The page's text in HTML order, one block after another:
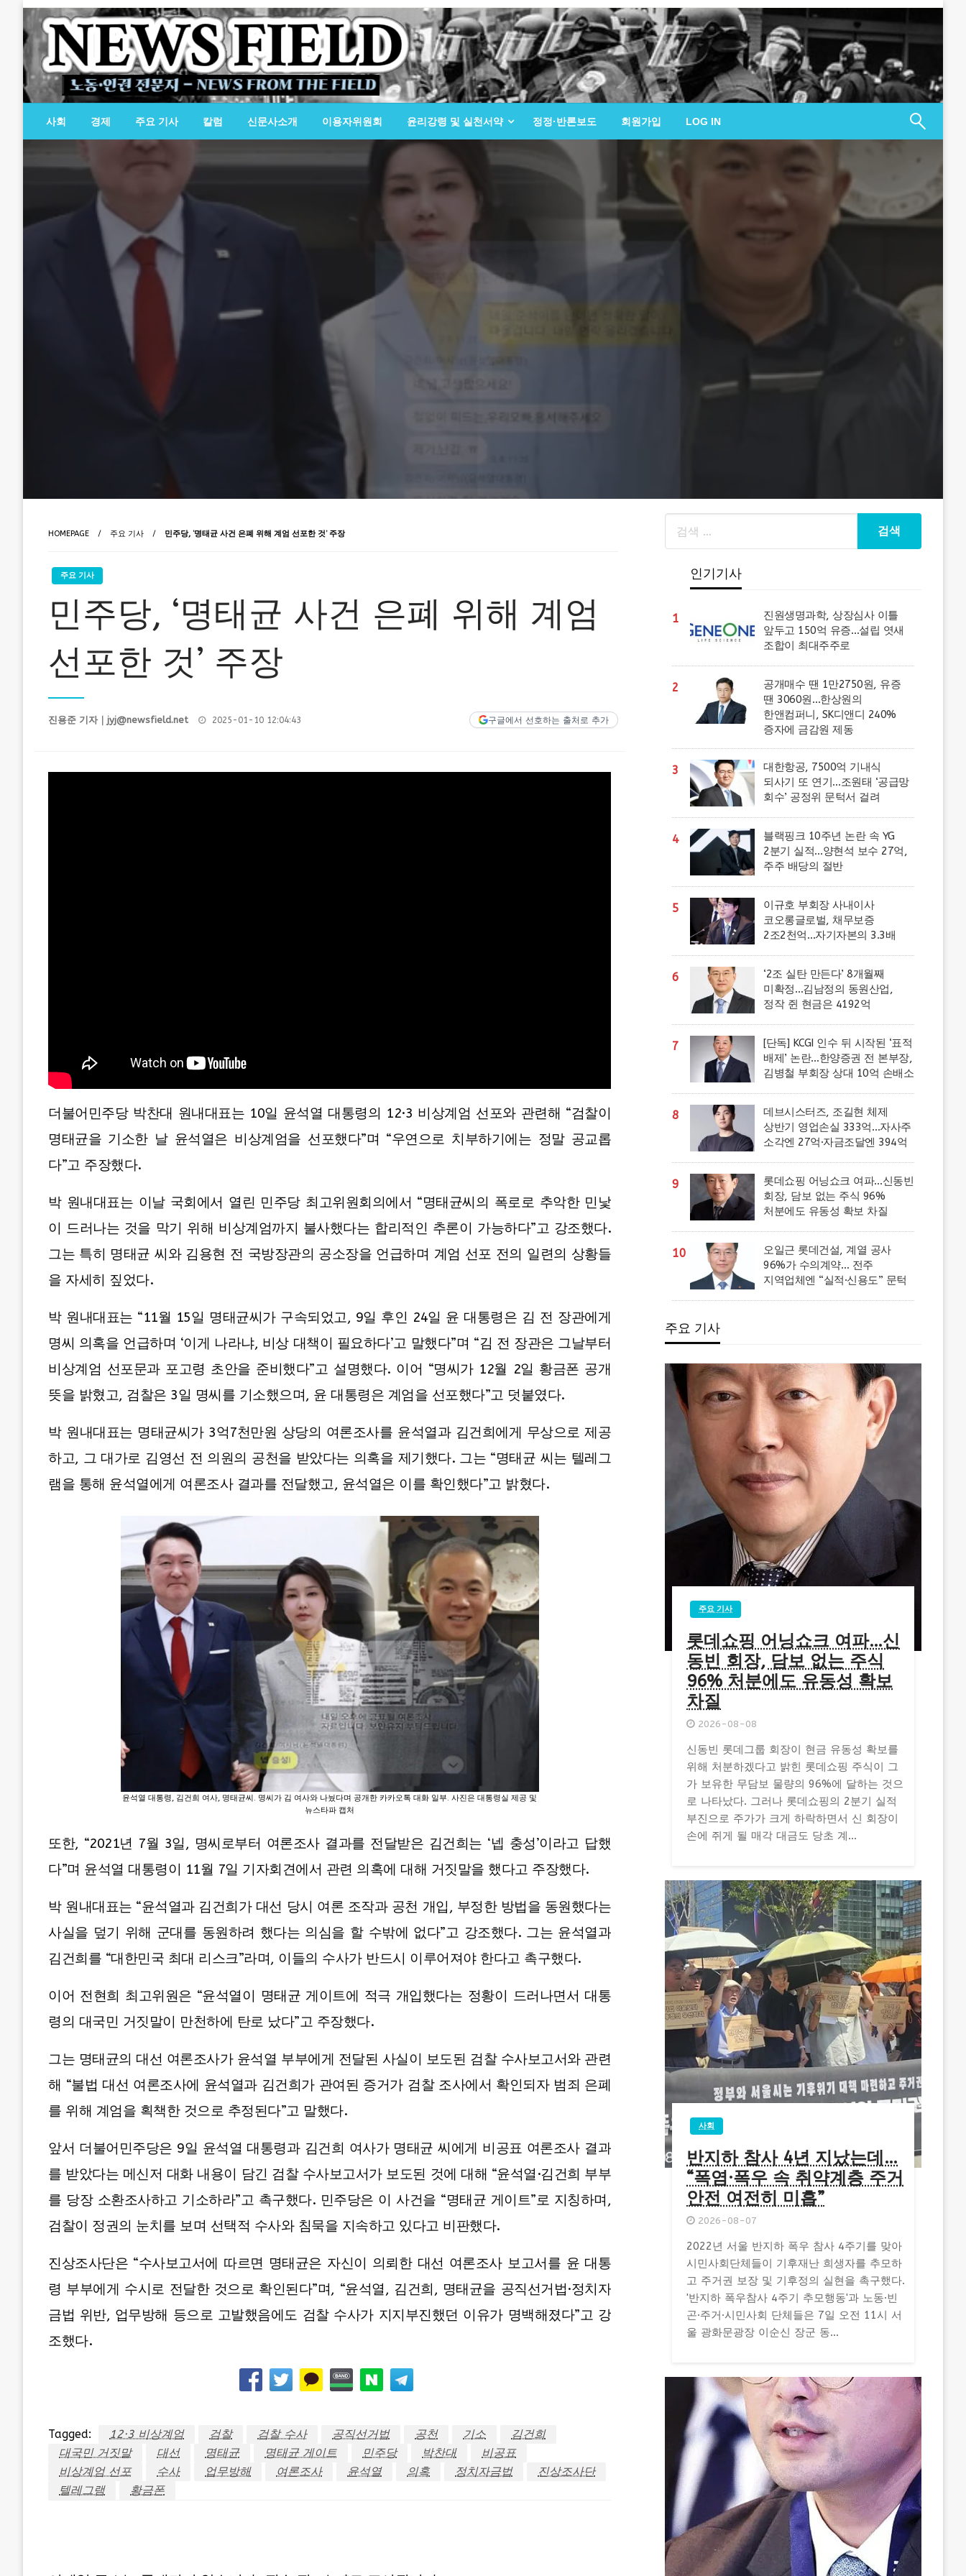
content
뉴스필드
노동·인권 전문지
사회 경제 주요 기사 칼럼 신문사소개 이용자위원회 윤리강령 및 실천서약 정정·반론보도 회원가입 LOG IN
HOMEPAGE 주요 기사 민주당, ‘명태균 사건 은폐 위해 계엄 선포한 것’ 주장
주요 기사
민주당, ‘명태균 사건 은폐 위해 계엄
선포한 것’ 주장
구글에서 선호하는 출처로 추가
진용준 기자｜ jyj@newsfield.net
Posted
2025-01-10 12:04:43
더불어민주당 박찬대 원내대표는 10일 윤석열 대통령의 12·3 비상계엄 선포와 관련해 “검찰이
명태균을 기소한 날 윤석열은 비상계엄을 선포했다”며 “우연으로 치부하기에는 정말 공교롭
다”고 주장했다.
박 원내대표는 이날 국회에서 열린 민주당 최고위원회의에서 “명태균씨의 폭로로 추악한 민낯
이 드러나는 것을 막기 위해 비상계엄까지 불사했다는 합리적인 추론이 가능하다”고 강조했다.
그는 특히 명태균 씨와 김용현 전 국방장관의 공소장을 언급하며 계엄 선포 전의 일련의 상황들
을 자세히 짚었다.
박 원내대표는 “11월 15일 명태균씨가 구속되었고, 9일 후인 24일 윤 대통령은 김 전 장관에게
명씨 의혹을 언급하며 ‘이게 나라냐, 비상 대책이 필요하다’고 말했다”며 “김 전 장관은 그날부터
비상계엄 선포문과 포고령 초안을 준비했다”고 설명했다. 이어 “명씨가 12월 2일 황금폰 공개
뜻을 밝혔고, 검찰은 3일 명씨를 기소했으며, 윤 대통령은 계엄을 선포했다”고 덧붙였다.
박 원내대표는 명태균씨가 3억7천만원 상당의 여론조사를 윤석열과 김건희에게 무상으로 제공
하고, 그 대가로 김영선 전 의원의 공천을 받았다는 의혹을 제기했다. 그는 “명태균 씨는 텔레그
램을 통해 윤석열에게 여론조사 결과를 전달했고, 윤석열은 이를 확인했다”고 밝혔다.
윤석열 대통령, 김건희 여사, 명태균씨. 명씨가 김 여사와 나눴다며 공개한 카카오톡 대화 일부. 사진은 대통령실 제공 및
뉴스타파 캡처
또한, “2021년 7월 3일, 명씨로부터 여론조사 결과를 전달받은 김건희는 ‘넵 충성’이라고 답했
다”며 윤석열 대통령이 11월 7일 기자회견에서 관련 의혹에 대해 거짓말을 했다고 주장했다.
박 원내대표는 “윤석열과 김건희가 대선 당시 여론 조작과 공천 개입, 부정한 방법을 동원했다는
사실을 덮기 위해 군대를 동원하려 했다는 의심을 할 수밖에 없다”고 강조했다. 그는 윤석열과
김건희를 “대한민국 최대 리스크”라며, 이들의 수사가 반드시 이루어져야 한다고 촉구했다.
이어 전현희 최고위원은 “윤석열이 명태균 게이트에 적극 개입했다는 정황이 드러나면서 대통
령의 대국민 거짓말이 만천하에 탄로 났다”고 주장했다.
그는 명태균의 대선 여론조사가 윤석열 부부에게 전달된 사실이 보도된 검찰 수사보고서와 관련
해 “불법 대선 여론조사에 윤석열과 김건희가 관여된 증거가 검찰 조사에서 확인되자 범죄 은폐
를 위해 계엄을 획책한 것으로 추정된다”고 말했다.
앞서 더불어민주당은 9일 윤석열 대통령과 김건희 여사가 명태균 씨에게 비공표 여론조사 결과
를 받았다는 메신저 대화 내용이 담긴 검찰 수사보고서가 보도된 것에 대해 “윤석열·김건희 부부
를 당장 소환조사하고 기소하라”고 촉구했다. 민주당은 이 사건을 “명태균 게이트”로 지칭하며,
검찰이 정권의 눈치를 보며 선택적 수사와 침묵을 지속하고 있다고 비판했다.
진상조사단은 “수사보고서에 따르면 명태균은 자신이 의뢰한 대선 여론조사 보고서를 윤 대통
령 부부에게 수시로 전달한 것으로 확인된다”며, “윤석열, 김건희, 명태균을 공직선거법·정치자
금법 위반, 업무방해 등으로 고발했음에도 검찰 수사가 지지부진했던 이유가 명백해졌다”고 강
조했다.
Tagged: 12·3 비상계엄 검찰 검찰 수사 공직선거법 공천 기소
김건희
대국민 거짓말
대선 명태균 명태균 게이트 민주당 박찬대
비공표
비상계엄 선포
수사 업무방해 여론조사 윤석열 의혹 정치자금법
진상조사단
텔레그램
황금폰
인기기사
1
진원생명과학, 상장심사 이틀
앞두고 150억 유증…설립 엿새
조합이 최대주주로
2
공개매수 땐 1만2750원, 유증
땐 3060원…한상원의
한앤컴퍼니, SK디앤디 240%
증자에 금감원 제동
3
대한항공, 7500억 기내식
되사기 또 연기…조원태 ‘공급망
회수’ 공정위 문턱서 걸려
4
블랙핑크 10주년 논란 속 YG
2분기 실적…양현석 보수 27억,
주주 배당의 절반
5
이규호 부회장 사내이사
코오롱글로벌, 채무보증
2조2천억…자기자본의 3.3배
6
‘2조 실탄 만든다’ 8개월째
미확정…김남정의 동원산업,
정작 쥔 현금은 4192억
7
[단독] KCGI 인수 뒤 시작된 ‘표적
배제’ 논란…한양증권 전 본부장,
김병철 부회장 상대 10억 손배소
8
데브시스터즈, 조길현 체제
상반기 영업손실 333억…자사주
소각엔 27억·자금조달엔 394억
9
롯데쇼핑 어닝쇼크 여파…신동빈
회장, 담보 없는 주식 96%
처분에도 유동성 확보 차질
10
오일근 롯데건설, 계열 공사
96%가 수의계약… 전주
지역업체엔 “실적·신용도” 문턱
주요 기사
주요 기사
롯데쇼핑 어닝쇼크 여파…신
동빈 회장, 담보 없는 주식
96% 처분에도 유동성 확보
차질
2026-08-08
신동빈 롯데그룹 회장이 현금 유동성 확보를
위해 처분하겠다고 밝힌 롯데쇼핑 주식이 그
가 보유한 무담보 물량의 96%에 달하는 것으
로 나타났다. 그러나 롯데쇼핑의 2분기 실적
부진으로 주가가 크게 하락하면서 신 회장이
손에 쥐게 될 매각 대금도 당초 계...
사회
반지하 참사 4년 지났는데…
“폭염·폭우 속 취약계층 주거
안전 여전히 미흡”
2026-08-07
2022년 서울 반지하 폭우 참사 4주기를 맞아
시민사회단체들이 기후재난 희생자를 추모하
고 주거권 보장 및 기후정의 실현을 촉구했다.
'반지하 폭우참사 4주기 추모행동'과 노동·빈
곤·주거·시민사회 단체들은 7일 오전 11시 서
울 광화문광장 이순신 장군 동...